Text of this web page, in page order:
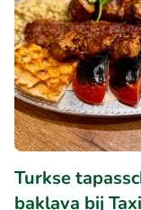
Turkse
baklava bij